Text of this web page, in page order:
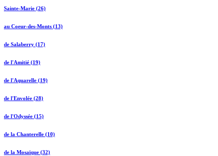
Sainte-Marie (26)
au Coeur-des-Monts (13)
de Salaberry (17)
de l'Amitié (19)
de l'Aquarelle (19)
de l'Envolée (28)
de l'Odyssée (15)
de la Chanterelle (10)
de la Mosaïque (32)